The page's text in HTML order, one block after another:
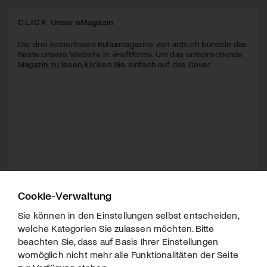
CLICK Unser eMagazin
Die drei kostenlosen Kulturmagazine von arttv.ch bündeln das
Beste unsere Website in «Heftform». Um das entsprechende
Magazin zu lesen, klicken Sie einfach auf das Cover.
Cookie-Verwaltung
Sie können in den Einstellungen selbst entscheiden,
welche Kategorien Sie zulassen möchten. Bitte
beachten Sie, dass auf Basis Ihrer Einstellungen
womöglich nicht mehr alle Funktionalitäten der Seite